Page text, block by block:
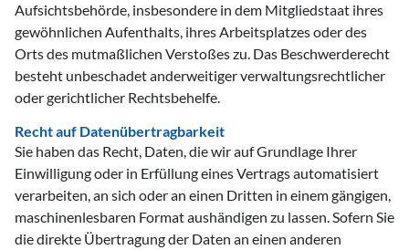
Aufsichtsbehörde, insbesondere in dem Mitgliedstaat ihres
gewöhnlichen Aufenthalts, ihres Arbeitsplatzes oder des
Orts des mutmaßlichen Verstoßes zu. Das Beschwerderecht
besteht unbeschadet anderweitiger verwaltungsrechtlicher
oder gerichtlicher Rechtsbehelfe.
Recht auf Datenübertragbarkeit
Sie haben das Recht, Daten, die wir auf Grundlage Ihrer
Einwilligung oder in Erfüllung eines Vertrags automatisiert
verarbeiten, an sich oder an einen Dritten in einem gängigen,
maschinenlesbaren Format aushändigen zu lassen. Sofern Sie
die direkte Übertragung der Daten an einen anderen